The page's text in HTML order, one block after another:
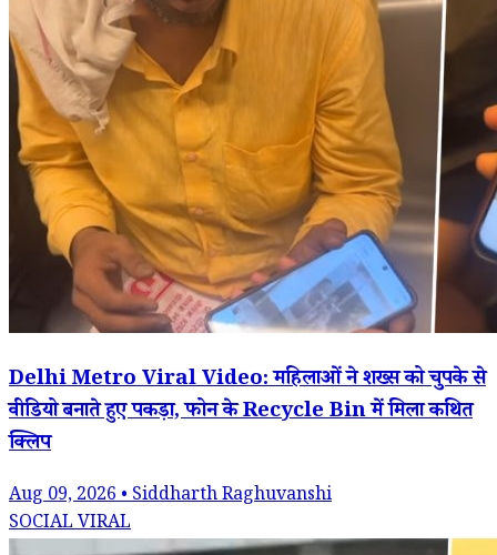
Delhi Metro Viral Video: महिलाओं ने शख्स को चुपके से
वीडियो बनाते हुए पकड़ा, फोन के Recycle Bin में मिला कथित
क्लिप
Aug 09, 2026 • Siddharth Raghuvanshi
SOCIAL VIRAL